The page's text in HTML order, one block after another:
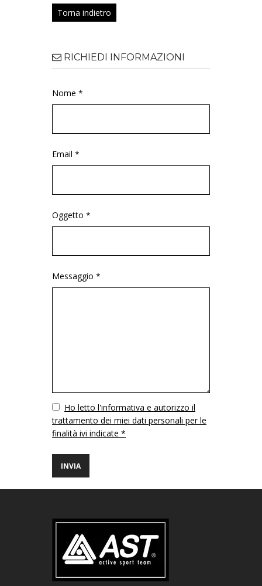
Torna indietro
RICHIEDI INFORMAZIONI
Nome *
Email *
Oggetto *
Messaggio *
VuotoHo letto l'informativa e autorizzo il
trattamento dei miei dati personali per le
finalità ivi indicate *